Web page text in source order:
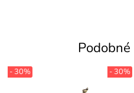
- 30% - 30%